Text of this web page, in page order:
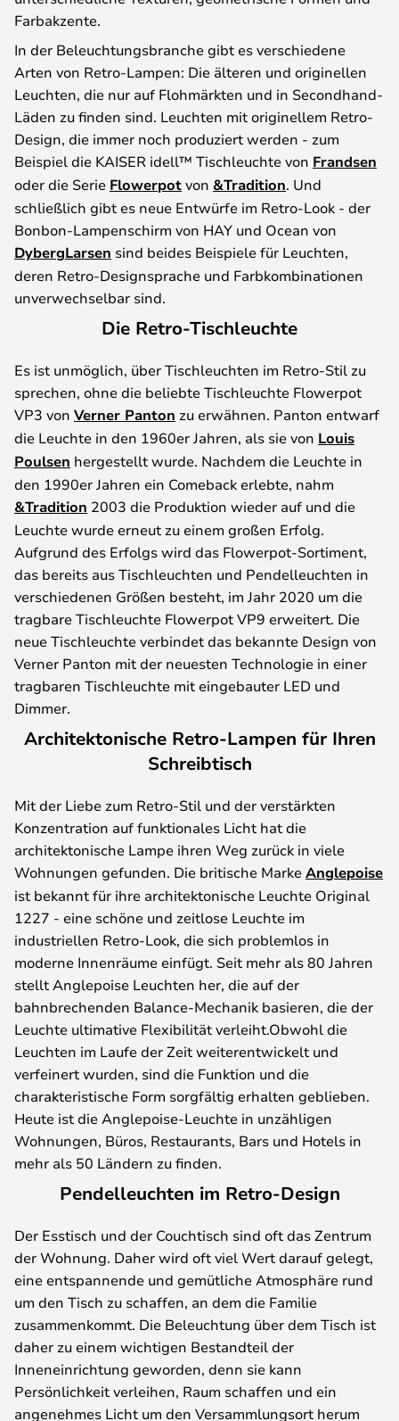
Farbakzente.
In der Beleuchtungsbranche gibt es verschiedene
Arten von Retro-Lampen: Die älteren und originellen
Leuchten, die nur auf Flohmärkten und in Secondhand-
Läden zu finden sind. Leuchten mit originellem Retro-
Design, die immer noch produziert werden - zum
Beispiel die KAISER idell™ Tischleuchte von Frandsen
oder die Serie Flowerpotvon &Tradition. Und
schließlich gibt es neue Entwürfe im Retro-Look - der
Bonbon-Lampenschirm von HAY und Ocean von
DybergLarsen sind beides Beispiele für Leuchten,
deren Retro-Designsprache und Farbkombinationen
unverwechselbar sind.
Die Retro-Tischleuchte
Es ist unmöglich, über Tischleuchten im Retro-Stil zu
sprechen, ohne die beliebte Tischleuchte Flowerpot
VP3 von Verner Panton zu erwähnen. Panton entwarf
die Leuchte in den 1960er Jahren, als sie von Louis
Poulsen hergestellt wurde. Nachdem die Leuchte in
den 1990er Jahren ein Comeback erlebte, nahm
&Tradition 2003 die Produktion wieder auf und die
Leuchte wurde erneut zu einem großen Erfolg.
Aufgrund des Erfolgs wird das Flowerpot-Sortiment,
das bereits aus Tischleuchten und Pendelleuchten in
verschiedenen Größen besteht, im Jahr 2020 um die
tragbare Tischleuchte Flowerpot VP9 erweitert. Die
neue Tischleuchte verbindet das bekannte Design von
Verner Panton mit der neuesten Technologie in einer
tragbaren Tischleuchte mit eingebauter LED und
Dimmer.
Architektonische Retro-Lampen für Ihren
Schreibtisch
Mit der Liebe zum Retro-Stil und der verstärkten
Konzentration auf funktionales Licht hat die
architektonische Lampe ihren Weg zurück in viele
Wohnungen gefunden. Die britische MarkeAnglepoise
ist bekannt für ihre architektonische Leuchte Original
1227 - eine schöne und zeitlose Leuchte im
industriellen Retro-Look, die sich problemlos in
moderne Innenräume einfügt. Seit mehr als 80 Jahren
stellt Anglepoise Leuchten her, die auf der
bahnbrechenden Balance-Mechanik basieren, die der
Leuchte ultimative Flexibilität verleiht.Obwohl die
Leuchten im Laufe der Zeit weiterentwickelt und
verfeinert wurden, sind die Funktion und die
charakteristische Form sorgfältig erhalten geblieben.
Heute ist die Anglepoise-Leuchte in unzähligen
Wohnungen, Büros, Restaurants, Bars und Hotels in
mehr als 50 Ländern zu finden.
Pendelleuchten im Retro-Design
Der Esstisch und der Couchtisch sind oft das Zentrum
der Wohnung. Daher wird oft viel Wert darauf gelegt,
eine entspannende und gemütliche Atmosphäre rund
um den Tisch zu schaffen, an dem die Familie
zusammenkommt. Die Beleuchtung über dem Tisch ist
daher zu einem wichtigen Bestandteil der
Inneneinrichtung geworden, denn sie kann
Persönlichkeit verleihen, Raum schaffen und ein
angenehmes Licht um den Versammlungsort herum